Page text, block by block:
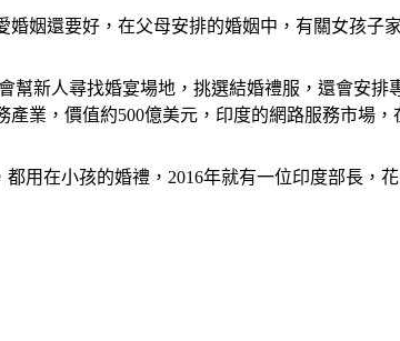
婚姻還要好，在父母安排的婚姻中，有關女孩
幫新人尋找婚宴場地，挑選結婚禮服，還會安
產業，價值約500億美元，印度的網路服務市
都用在小孩的婚禮，2016年就有一位印度部